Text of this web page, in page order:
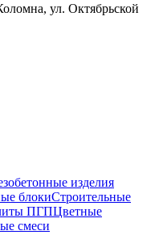
ул. Октябрьской
изделия
блокиСтроительные
ПГПЦветные
смеси